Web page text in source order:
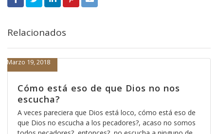
Relacionados
Cómo está eso de que Dios no nos
escucha?
Marzo 19, 2018
A veces pareciera que Dios está loco, cómo está eso de
que Dios no escucha a los pecadores?, acaso no somos